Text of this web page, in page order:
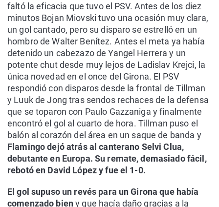
faltó la eficacia que tuvo el PSV. Antes de los diez
minutos Bojan Miovski tuvo una ocasión muy clara,
un gol cantado, pero su disparo se estrelló en un
hombro de Walter Benítez. Antes el meta ya había
detenido un cabezazo de Yangel Herrera y un
potente chut desde muy lejos de Ladislav Krejci, la
única novedad en el once del Girona. El PSV
respondió con disparos desde la frontal de Tillman
y Luuk de Jong tras sendos rechaces de la defensa
que se toparon con Paulo Gazzaniga y finalmente
encontró el gol al cuarto de hora. Tillman puso el
balón al corazón del área en un saque de banda y
Flamingo dejó atrás al canterano Selvi Clua,
debutante en Europa. Su remate, demasiado fácil,
rebotó en David López y fue el 1-0.
El gol supuso un revés para un Girona que había
comenzado bieny que hacía daño gracias a la